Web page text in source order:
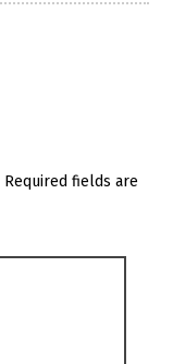
Required fields are